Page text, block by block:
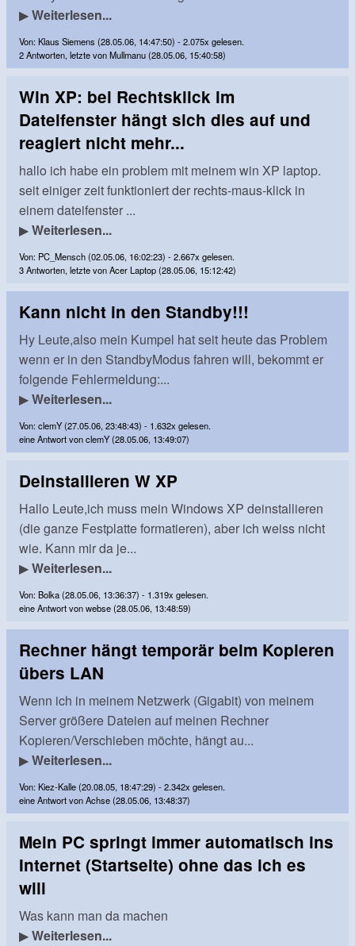
▶Weiterlesen...
Von: Klaus Siemens (28.05.06, 14:47:50) - 2.075x gelesen.
2 Antworten, letzte von Mullmanu (28.05.06, 15:40:58)
Win XP: bei Rechtsklick im
Dateifenster hängt sich dies auf und
reagiert nicht mehr...
hallo ich habe ein problem mit meinem win XP laptop.
seit einiger zeit funktioniert der rechts-maus-klick in
einem dateifenster ...
▶Weiterlesen...
Von: PC_Mensch (02.05.06, 16:02:23) - 2.667x gelesen.
3 Antworten, letzte von Acer Laptop (28.05.06, 15:12:42)
Kann nicht in den Standby!!!
Hy Leute,also mein Kumpel hat seit heute das Problem
wenn er in den StandbyModus fahren will, bekommt er
folgende Fehlermeldung:...
▶Weiterlesen...
Von: clemY (27.05.06, 23:48:43) - 1.632x gelesen.
eine Antwort von clemY (28.05.06, 13:49:07)
Deinstallieren W XP
Hallo Leute,ich muss mein Windows XP deinstallieren
(die ganze Festplatte formatieren), aber ich weiss nicht
wie. Kann mir da je...
▶Weiterlesen...
Von: Bolka (28.05.06, 13:36:37) - 1.319x gelesen.
eine Antwort von webse (28.05.06, 13:48:59)
Rechner hängt temporär beim Kopieren
übers LAN
Wenn ich in meinem Netzwerk (Gigabit) von meinem
Server größere Dateien auf meinen Rechner
Kopieren/Verschieben möchte, hängt au...
▶Weiterlesen...
Von: Kiez-Kalle (20.08.05, 18:47:29) - 2.342x gelesen.
eine Antwort von Achse (28.05.06, 13:48:37)
Mein PC springt immer automatisch ins
Internet (Startseite) ohne das ich es
will
Was kann man da machen
▶Weiterlesen...